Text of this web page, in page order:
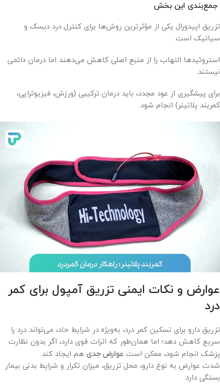
جمع‌بندی این بخش
تزریق اپیدورال یکی از مؤثرترین روش‌ها برای کنترل درد دیسک و
سیاتیک است.
استروئیدها التهاب را از منبع اصلی کاهش می‌دهند اما درمان دائمی
نیستند.
برای پیشگیری از عود مجدد، باید درمان ترکیبی (ورزش، فیزیوتراپی،
کمربند پلاتینر) انجام شود.
عوارض و نکات ایمنی تزریق آمپول برای کمر
درد
تزریق دارو برای تسکین کمر درد، به‌ویژه در شرایط حاد، می‌تواند درد را
سریع کاهش دهد؛ اما همان‌طور که اثرات قوی دارد، اگر بدون نظارت
پزشک انجام شود، ممکن است عوارض جدی هم ایجاد کند.
شدت عوارض به نوع دارو، محل تزریق، میزان تکرار و شرایط بدنی بیمار
بستگی دارد.